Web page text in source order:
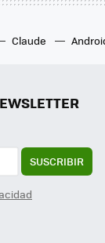
Claude
SUSCRIBIR